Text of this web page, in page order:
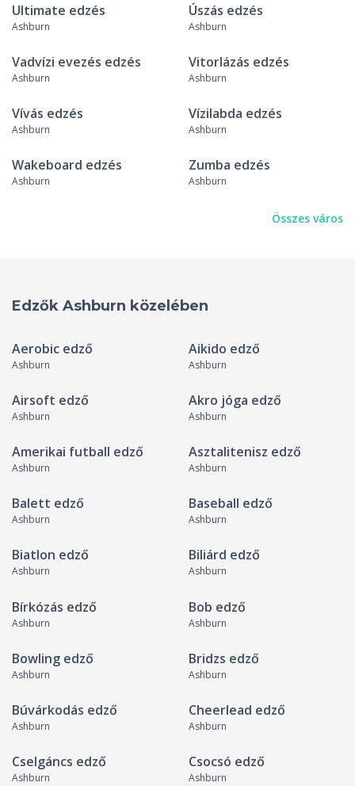
Ultimate edzés
Ashburn
Úszás edzés
Ashburn
Vadvízi evezés edzés
Ashburn
Vitorlázás edzés
Ashburn
Vívás edzés
Ashburn
Vízilabda edzés
Ashburn
Wakeboard edzés
Ashburn
Zumba edzés
Ashburn
Összes város
Edzők Ashburn közelében
Aerobic edző
Ashburn
Aikido edző
Ashburn
Airsoft edző
Ashburn
Akro jóga edző
Ashburn
Amerikai futball edző
Ashburn
Asztalitenisz edző
Ashburn
Balett edző
Ashburn
Baseball edző
Ashburn
Biatlon edző
Ashburn
Biliárd edző
Ashburn
Bírkózás edző
Ashburn
Bob edző
Ashburn
Bowling edző
Ashburn
Bridzs edző
Ashburn
Búvárkodás edző
Ashburn
Cheerlead edző
Ashburn
Cselgáncs edző
Ashburn
Csocsó edző
Ashburn